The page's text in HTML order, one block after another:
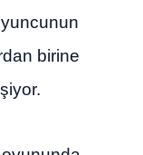
birine